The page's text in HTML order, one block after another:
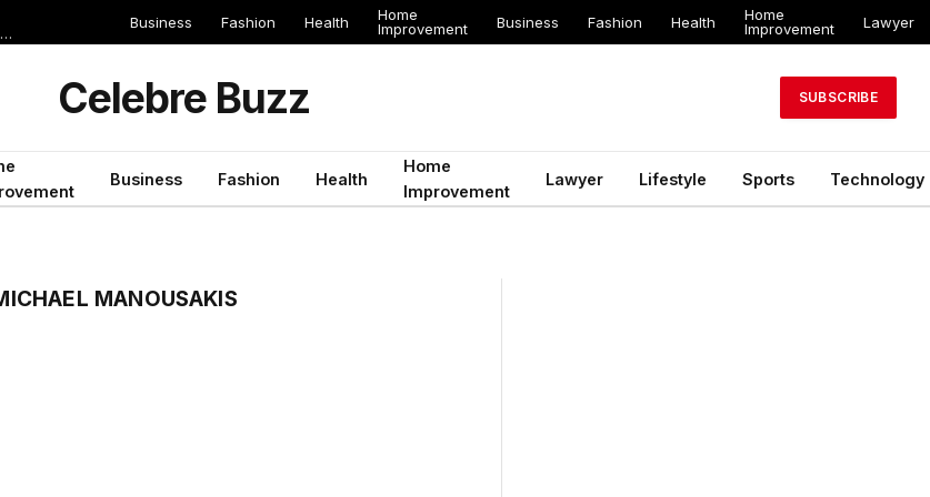
Les erreurs de voyage qui peuvent gâcher un séjour en Égypte (et comment les éviter)
Business Fashion Health
Home
Improvement
Business Fashion Health
Home
Improvement
Lawyer
Celebre Buzz SUBSCRIBE
Business Fashion Health
Home
Improvement
Lawyer Lifestyle Sports Technology
MANOUSAKIS